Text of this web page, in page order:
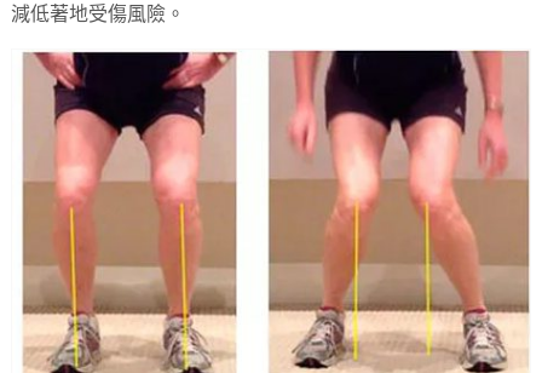
減低著地受傷風險。